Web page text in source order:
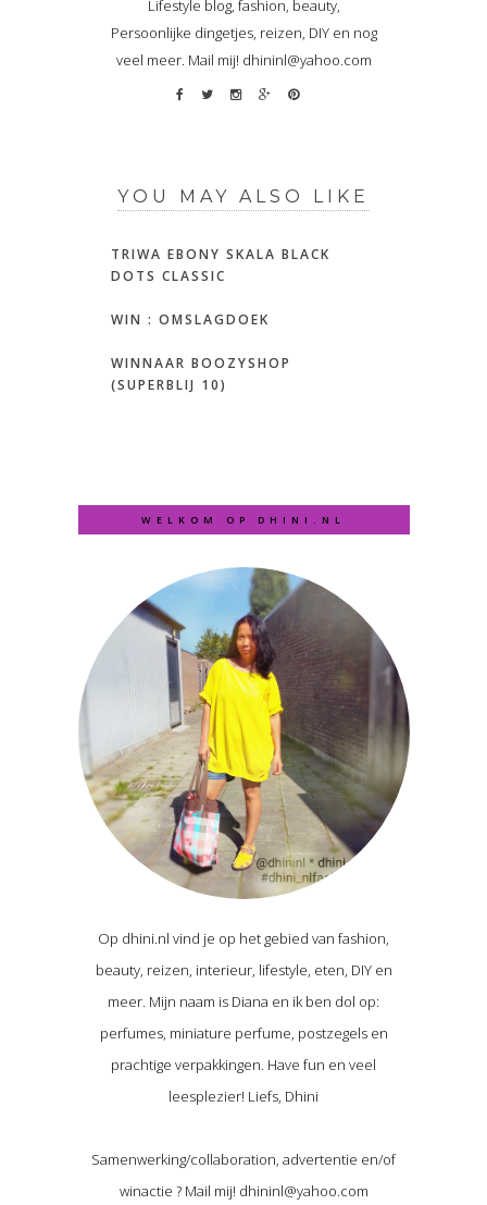
Lifestyle blog, fashion, beauty,
Persoonlijke dingetjes, reizen, DIY en nog
veel meer. Mail mij! dhininl@yahoo.com
YOU MAY ALSO LIKE
TRIWA EBONY SKALA BLACK
DOTS CLASSIC
WIN : OMSLAGDOEK
WINNAAR BOOZYSHOP
(SUPERBLIJ 10)
WELKOM OP DHINI.NL
Op dhini.nl vind je op het gebied van fashion,
beauty, reizen, interieur, lifestyle, eten, DIY en
meer. Mijn naam is Diana en ik ben dol op:
perfumes, miniature perfume, postzegels en
prachtige verpakkingen. Have fun en veel
leesplezier! Liefs, Dhini
Samenwerking/collaboration, advertentie en/of
winactie ? Mail mij! dhininl@yahoo.com